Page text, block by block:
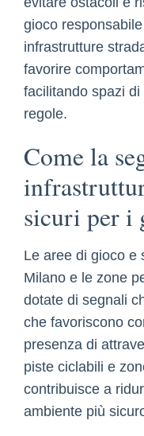
gioco
infrastrutture
favorire
facilitando spazi
regole.
Come la
sicuri per i
Le aree di gioco e
Milano e le zone
dotate di segnali
che favoriscono
presenza di
piste ciclabili e
contribuisce a
ambiente più